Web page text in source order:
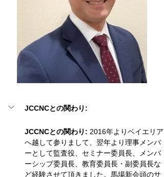
JCCNCとの関わり:
JCCNCとの関わり: 2016年よりベイエリア
へ越して参りまして、翌年より理事メンバ
ーとして監査役、セミナー委員長、メンバ
ーシップ委員長、教育委員長・副委員長な
ど経験させて頂きました。馬場新会頭のサ